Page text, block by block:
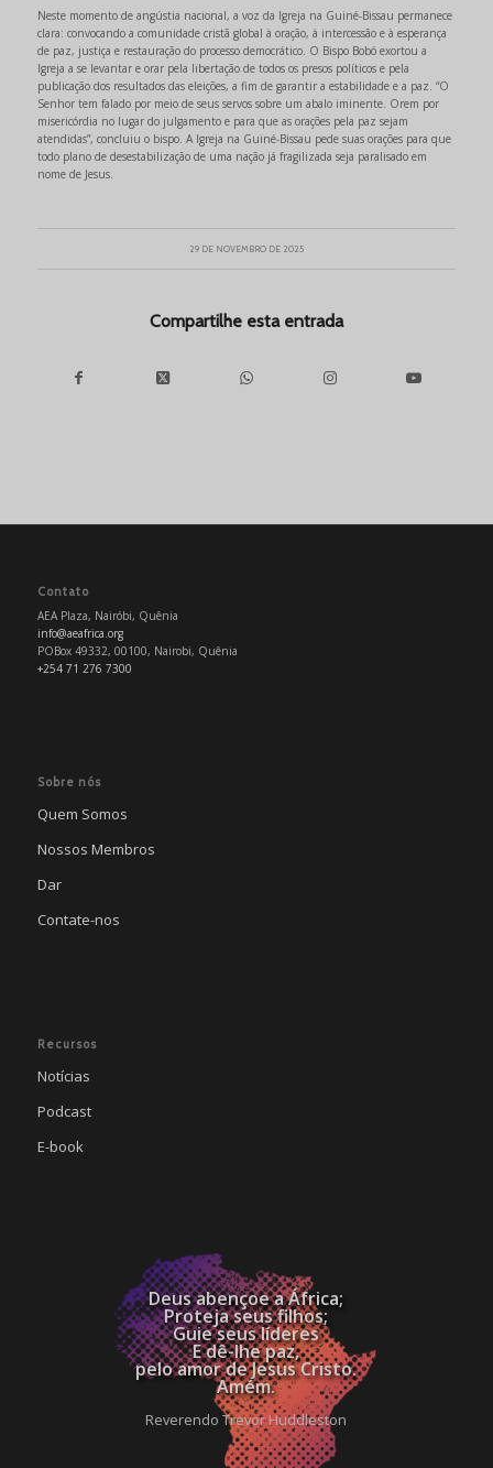
Neste momento de angústia nacional, a voz da Igreja na Guiné-Bissau permanece
clara: convocando a comunidade cristã global à oração, à intercessão e à esperança
de paz, justiça e restauração do processo democrático. O Bispo Bobó exortou a
Igreja a se levantar e orar pela libertação de todos os presos políticos e pela
publicação dos resultados das eleições, a fim de garantir a estabilidade e a paz. “O
Senhor tem falado por meio de seus servos sobre um abalo iminente. Orem por
misericórdia no lugar do julgamento e para que as orações pela paz sejam
atendidas”, concluiu o bispo. A Igreja na Guiné-Bissau pede suas orações para que
todo plano de desestabilização de uma nação já fragilizada seja paralisado em
nome de Jesus.
29 DE NOVEMBRO DE 2025
Compartilhe esta entrada
Contato
AEA Plaza, Nairóbi, Quênia
info@aeafrica.org
POBox 49332, 00100, Nairobi, Quênia
+254 71 276 7300
Sobre nós
Quem Somos
Nossos Membros
Dar
Contate-nos
Recursos
Notícias
Podcast
E-book
Deus abençoe a África;
Proteja seus filhos;
Guie seus líderes
E dê-lhe paz,
pelo amor de Jesus Cristo.
Amém.
Reverendo Trevor Huddleston